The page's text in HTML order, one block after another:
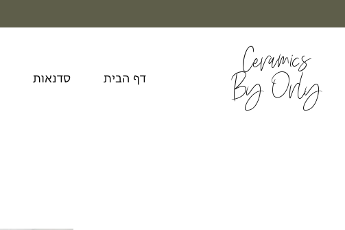
דף הבית סדנאות
Ceramics
By Orly